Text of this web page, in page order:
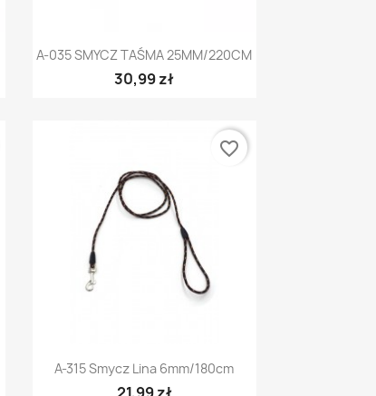
Szybki podgląd
A-035 SMYCZ TAŚMA 25MM/220CM
30,99 zł
Szybki podgląd
A-315 Smycz Lina 6mm/180cm
21,99 zł
favorite_border